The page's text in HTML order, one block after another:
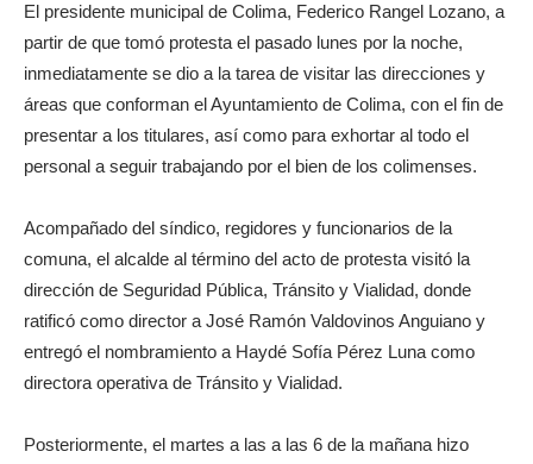
El presidente municipal de Colima, Federico Rangel Lozano, a
partir de que tomó protesta el pasado lunes por la noche,
inmediatamente se dio a la tarea de visitar las direcciones y
áreas que conforman el Ayuntamiento de Colima, con el fin de
presentar a los titulares, así como para exhortar al todo el
personal a seguir trabajando por el bien de los colimenses.
Acompañado del síndico, regidores y funcionarios de la
comuna, el alcalde al término del acto de protesta visitó la
dirección de Seguridad Pública, Tránsito y Vialidad, donde
ratificó como director a José Ramón Valdovinos Anguiano y
entregó el nombramiento a Haydé Sofía Pérez Luna como
directora operativa de Tránsito y Vialidad.
Posteriormente, el martes a las a las 6 de la mañana hizo